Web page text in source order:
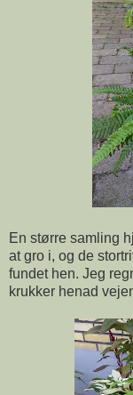
En større samling
at gro i, og de
fundet hen. Jeg
krukker henad